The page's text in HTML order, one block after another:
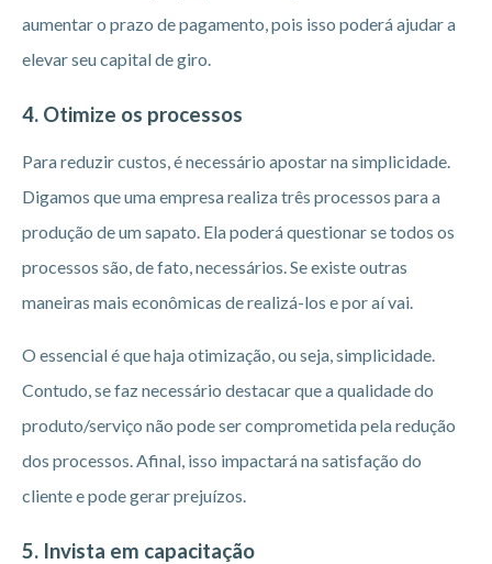
aumentar o prazo de pagamento, pois isso poderá ajudar a
elevar seu capital de giro.
4. Otimize os processos
Para reduzir custos, é necessário apostar na simplicidade.
Digamos que uma empresa realiza três processos para a
produção de um sapato. Ela poderá questionar se todos os
processos são, de fato, necessários. Se existe outras
maneiras mais econômicas de realizá-los e por aí vai.
O essencial é que haja otimização, ou seja, simplicidade.
Contudo, se faz necessário destacar que a qualidade do
produto/serviço não pode ser comprometida pela redução
dos processos. Afinal, isso impactará na satisfação do
cliente e pode gerar prejuízos.
5. Invista em capacitação